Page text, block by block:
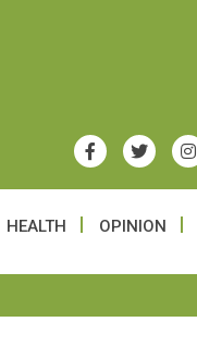
HEALTH OPINION